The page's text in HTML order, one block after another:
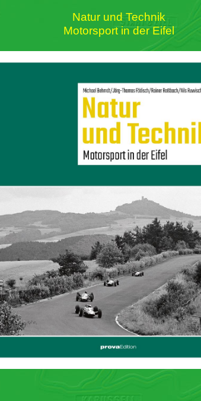
Natur und Technik
Motorsport in der Eifel